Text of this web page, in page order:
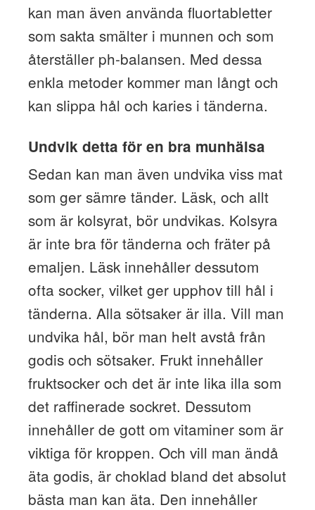
kan man även använda fluortabletter
som sakta smälter i munnen och som
återställer ph-balansen. Med dessa
enkla metoder kommer man långt och
kan slippa hål och karies i tänderna.
Undvik detta för en bra munhälsa
Sedan kan man även undvika viss mat
som ger sämre tänder. Läsk, och allt
som är kolsyrat, bör undvikas. Kolsyra
är inte bra för tänderna och fräter på
emaljen. Läsk innehåller dessutom
ofta socker, vilket ger upphov till hål i
tänderna. Alla sötsaker är illa. Vill man
undvika hål, bör man helt avstå från
godis och sötsaker. Frukt innehåller
fruktsocker och det är inte lika illa som
det raffinerade sockret. Dessutom
innehåller de gott om vitaminer som är
viktiga för kroppen. Och vill man ändå
äta godis, är choklad bland det absolut
bästa man kan äta. Den innehåller